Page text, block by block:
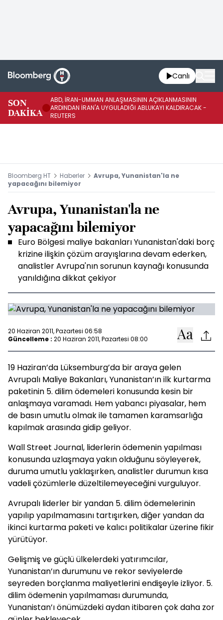
Canlı
SON
DAKİKA
ABD, İRAN-UMMAN ANLAŞMASININ AÇIKLANMASININ
ARDINDAN İRAN'A UYGULADIĞI ABLUKAYI KALDIRACAK -
REUTERS
Bloomberg HT Haberler
Avrupa, Yunanistan'la ne
yapacağını bilemiyor
Avrupa, Yunanistan'la ne
yapacağını bilemiyor
Euro Bölgesi maliye bakanları Yunanistan'daki borç
krizine ilişkin çözüm arayışlarına devam ederken,
analistler Avrupa'nın sorunun kaynağı konusunda
yanıldığına dikkat çekiyor
20 Haziran 2011, Pazartesi 06:58
Güncelleme : 20 Haziran 2011, Pazartesi 08:00
19 Haziran’da Lüksemburg’da bir araya gelen
Avrupalı Maliye Bakanları, Yunanistan’ın ilk kurtarma
paketinin 5. dilim ödemeleri konusunda kesin bir
anlaşmaya varamadı. Hem yabancı piyasalar, hem
de basın umutlu olmak ile tamamen karamsarlığa
kapılmak arasında gidip geliyor.
Wall Street Journal, liderlerin ödemenin yapılması
konusunda uzlaşmaya yakın olduğunu söyleyerek,
duruma umutlu yaklaşırken, analistler durumun kısa
vadeli çözümlerle düzeltilemeyeceğini vurguluyor.
Avrupalı liderler bir yandan 5. dilim ödemelerinin
yapılıp yapılmamasını tartışırken, diğer yandan da
ikinci kurtarma paketi ve kalıcı politikalar üzerine fikir
yürütüyor.
Gelişmiş ve güçlü ülkelerdeki yatırımcılar,
Yunanistan’ın durumunu ve rekor seviyelerde
seyreden borçlanma maliyetlerini endişeyle izliyor. 5.
dilim ödemenin yapılmaması durumunda,
Yunanistan’ı önümüzdeki aydan itibaren çok daha zor